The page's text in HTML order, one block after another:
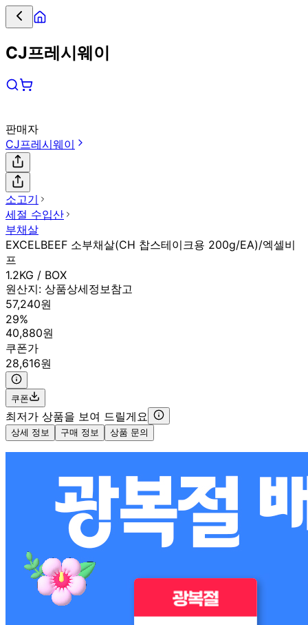
CJ프레시웨이
판매자
CJ프레시웨이
소고기
세절 수입산
부채살
EXCELBEEF 소부채살(CH 찹스테이크용 200g/EA)/엑셀비
프
1.2KG / BOX
원산지: 상품상세정보참고
57,240원
29%
40,880원
쿠폰가
28,616원
쿠폰
최저가 상품을 보여 드릴게요
상세 정보 구매 정보 상품 문의